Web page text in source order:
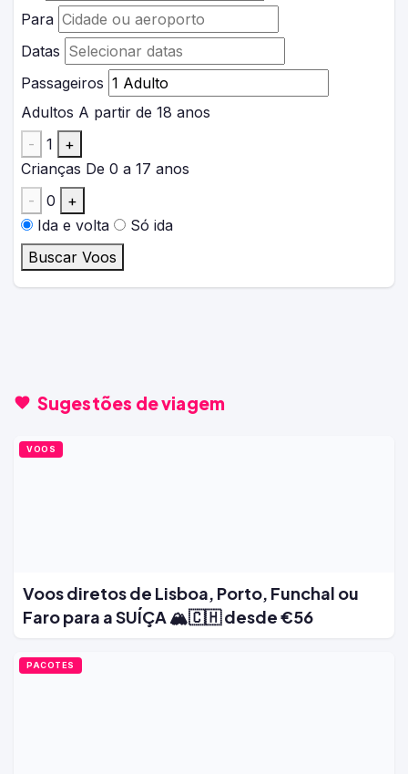
Para
Datas
Passageiros
Adultos A partir de 18 anos
-
1
+
Crianças De 0 a 17 anos
-
0
+
Ida e volta
Só ida
Buscar Voos
Sugestões de viagem
VOOS
Voos diretos de Lisboa, Porto, Funchal ou
Faro para a SUÍÇA 🏔️🇨🇭 desde €56
PACOTES